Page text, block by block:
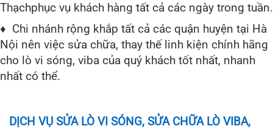
Thạchphục vụ khách hàng tất cả các ngày trong tuần.
♦ Chi nhánh rộng khắp tất cả các quận huyện tại Hà
Nội nên việc sửa chữa, thay thế linh kiện chính hãng
cho lò vi sóng, viba của quý khách tốt nhất, nhanh
nhất có thể.
DỊCH VỤ SỬA LÒ VI SÓNG, SỬA CHỮA LÒ VIBA,